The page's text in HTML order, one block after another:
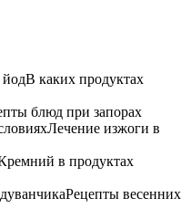
В каких продуктах
блюд при запорах
Лечение изжоги в
в продуктах
Рецепты весенних